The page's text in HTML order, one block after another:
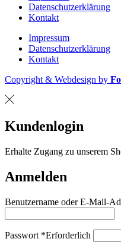
Datenschutzerklärung
Kontakt
Impressum
Datenschutzerklärung
Kontakt
Copyright & Webdesign by
Kundenlogin
Erhalte Zugang zu unserem
Anmelden
Benutzername oder E-Mail-
Passwort *Erforderlich